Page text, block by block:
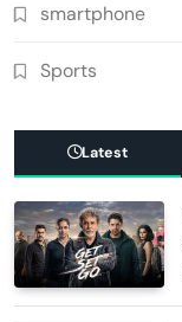
smartphone
Sports
Latest